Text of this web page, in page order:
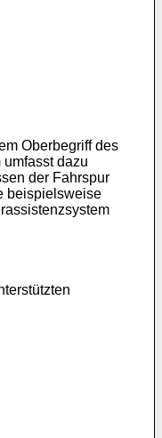
Oberbegriff des
dazu
der Fahrspur
beispielsweise